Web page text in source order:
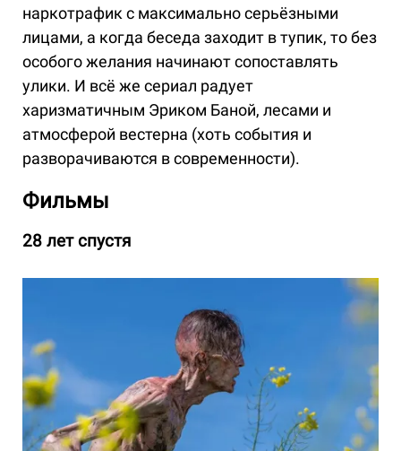
наркотрафик с максимально серьёзными
лицами, а когда беседа заходит в тупик, то без
особого желания начинают сопоставлять
улики. И всё же сериал радует
харизматичным Эриком Баной, лесами и
атмосферой вестерна (хоть события и
разворачиваются в современности).
Фильмы
28 лет спустя